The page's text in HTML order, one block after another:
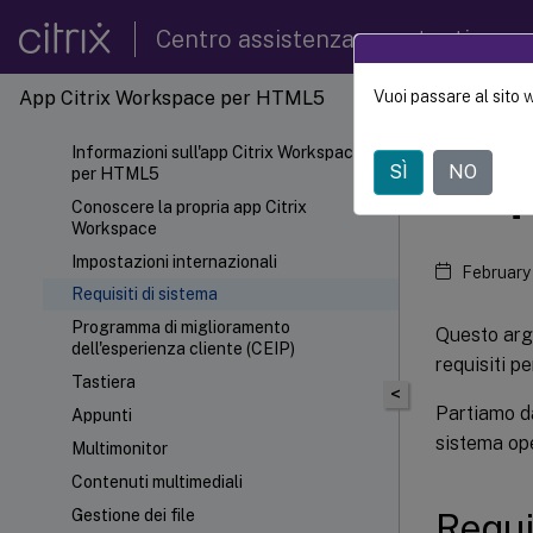
Centro assistenza per utenti
App Citrix Workspace per HTML5
Informazioni sull'app Citrix Workspace
per HTML5
Conoscere la propria app Citrix
Workspace
Impostazioni internazionali
Requisiti di sistema
Programma di miglioramento
dell'esperienza cliente (CEIP)
Tastiera
Appunti
Multimonitor
Contenuti multimediali
Gestione dei file
App
<
Questo
requisiti
Partiamo
sistema
Vuoi passare al sito
SÌ NO